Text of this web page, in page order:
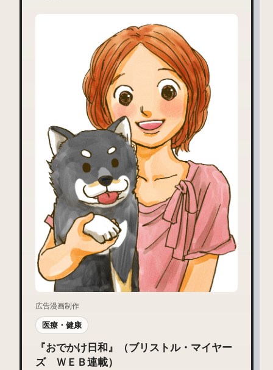
広告漫画制作
医療・健康
『おでかけ日和』（ブリストル・マイヤー
ズ ＷＥＢ連載）